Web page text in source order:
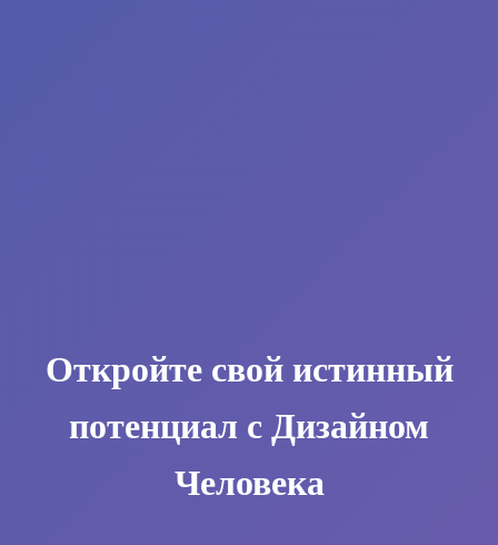
Откройте свой истинный
потенциал с Дизайном
Человека